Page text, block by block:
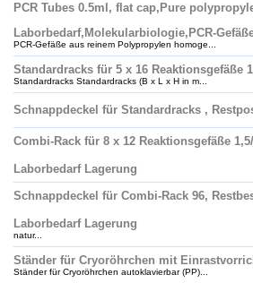
PCR Tubes 0.5ml, flat cap,Pure
Laborbedarf,Molekularbiologie,PCR-
PCR-Gefäße aus reinem Polypropylen homoge...
Standardracks für 5 x 16 Reaktionsgefäße
Standardracks Standardracks (B x L x H in m...
Schnappdeckel für Standardracks ,
Combi-Rack für 8 x 12 Reaktionsgefäße
Laborbedarf Lagerung
Schnappdeckel für Combi-Rack 96,
Laborbedarf Lagerung
natur...
Ständer für Cryoröhrchen mit
Ständer für Cryoröhrchen autoklavierbar (PP)...